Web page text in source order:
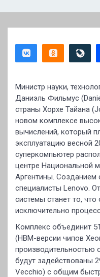
Министр науки,
Даниэль Фильмус
страны Хорхе Тайана
новом комплексе
вычислений, который
эксплуатацию весной
суперкомпьютер
центре Национальной
Аргентины. Созданием
специалисты Lenovo.
системы станет то,
исключительно
Комплекс объединит
(HBM-версии чипов
производительностью
будут задействованы
Vecchio) с общим